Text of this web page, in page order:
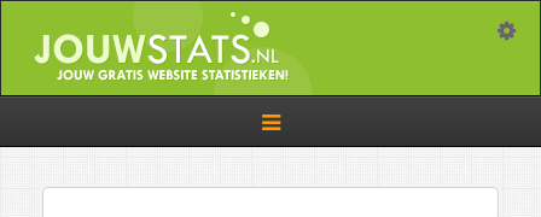
Toggle
navigation